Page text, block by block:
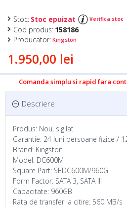
1.950,00 lei
Stoc: Stoc epuizat Verifica stoc
Cod produs: 158186
Producator: Kingston
Comanda simplu si rapid fara
Descriere
Produs: Nou, sigilat
Garantie: 24 luni persoane fizice /
Brand: Kingston
Model: DC600M
Square Part: SEDC600M/960G
Form Factor: SATA 3, SATA III
Capacitate: 960GB
Rata de transfer la citire: 560 MB/s